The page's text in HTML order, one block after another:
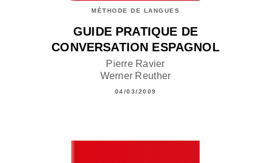
MÉTHODE DE LANGUES
GUIDE PRATIQUE DE
CONVERSATION ESPAGNOL
Pierre Ravier
Werner Reuther
04/03/2009